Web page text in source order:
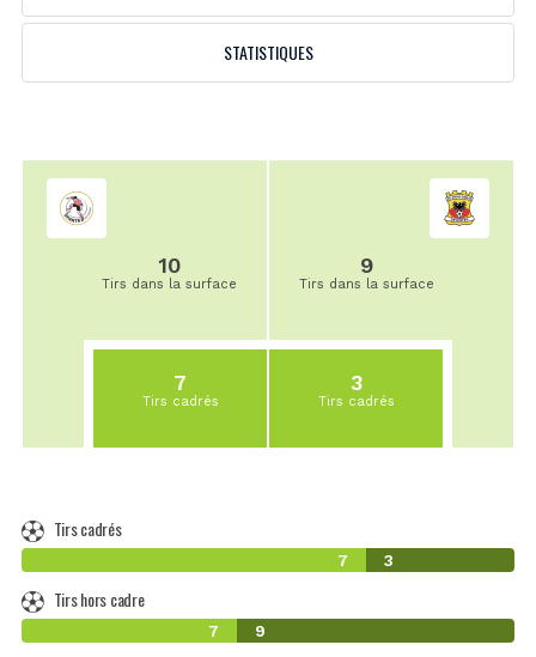
STATISTIQUES
10
Tirs dans la surface
7
Tirs cadrés
9
Tirs dans la surface
3
Tirs cadrés
Tirs cadrés
7 3
Tirs hors cadre
7 9